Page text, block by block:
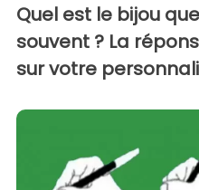
Quel est le bijou
souvent ? La
sur votre